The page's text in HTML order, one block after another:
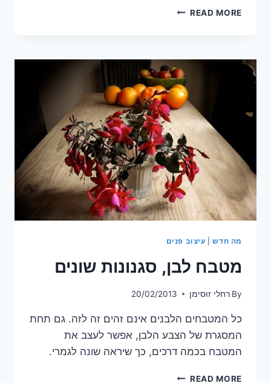
READ MOREאיך
טוב
כדי
לשים
את
השם
על
המקרר
מה חדש| עיצוב פנים
מטבח לבן, סגנונות שונים
By רחלי זוסימן 20/02/2013
כל המטבחים הלבנים אינם זהים זה לזה. גם תחת
המסגרת של הצבע הלבן, אפשר לעצב את
המטבח בכמה דרכים, כך שיראה שונה לגמרי.
READ MOREמטבח